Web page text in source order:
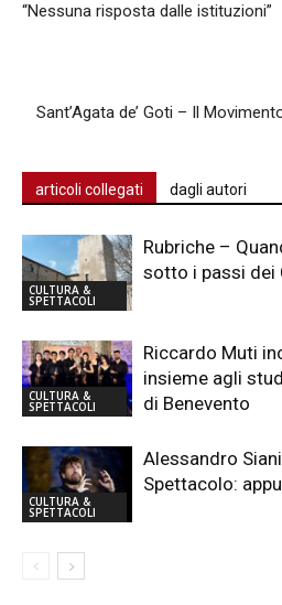
“Nessuna risposta dalle istituzioni”
Sant’Agata de’ Goti – Il
articoli collegati dagli autori
CULTURA &
SPETTACOLI
Rubriche –
sotto i passi dei
CULTURA &
SPETTACOLI
Riccardo Muti
insieme agli
di Benevento
CULTURA &
SPETTACOLI
Alessandro
Spettacolo: